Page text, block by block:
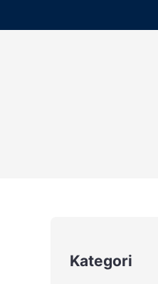
Kategori